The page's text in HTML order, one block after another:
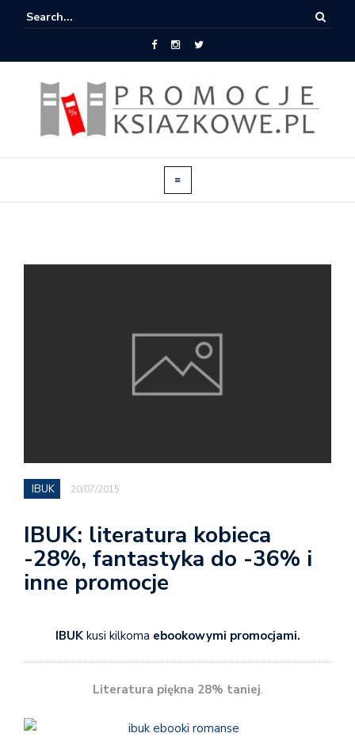
IBUK 20/07/2015
IBUK: literatura kobieca
-28%, fantastyka do -36% i
inne promocje
IBUKkusi kilkoma ebookowymi promocjami.
Literatura piękna 28% taniej.